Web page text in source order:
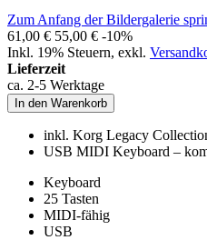
Zum Anfang der Bildergalerie
61,00 € 55,00 € -10%
Inkl. 19% Steuern, exkl.
Lieferzeit
ca. 2-5 Werktage
In den Warenkorb
inkl. Korg Legacy
USB MIDI Keyboard –
Keyboard
25 Tasten
MIDI-fähig
USB